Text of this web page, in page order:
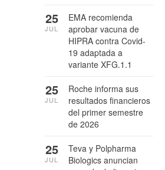
EMA recomienda
aprobar vacuna de
HIPRA contra Covid-
19 adaptada a
variante XFG.1.1
25
JUL
Roche informa sus
resultados financieros
del primer semestre
de 2026
25
JUL
Teva y Polpharma
Biologics anuncian
25
JUL